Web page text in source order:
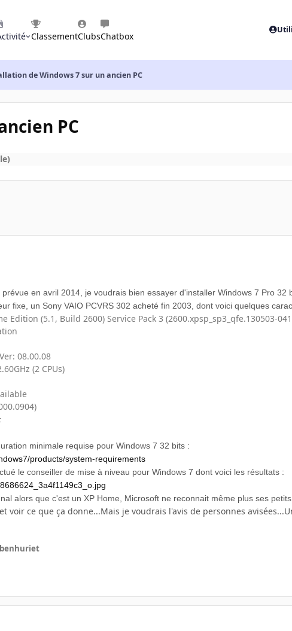
ClassementClubsChatbox
de Windows 7 sur un ancien PC
PC
en avril 2014, je voudrais bien essayer d'installer Windows 7 Pro 32
fixe, un Sony VAIO PCVRS 302 acheté fin 2003, dont voici quelques
Edition (5.1, Build 2600) Service Pack 3 (2600.xpsp_sp3_qfe.130503-
08.00.08
(2 CPUs)
minimale requise pour Windows 7 32 bits :
products/system-requirements
le conseiller de mise à niveau pour Windows 7 dont voici les résultats :
alors que c'est un XP Home, Microsoft ne reconnait même plus ses
voir ce que ça donne...Mais je voudrais l'avis de personnes